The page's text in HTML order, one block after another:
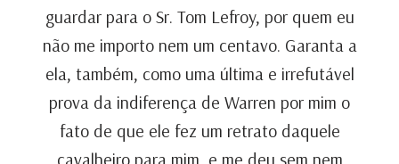
guardar para o Sr. Tom Lefroy, por quem eu
não me importo nem um centavo. Garanta a
ela, também, como uma última e irrefutável
prova da indiferença de Warren por mim o
fato de que ele fez um retrato daquele
cavalheiro para mim, e me deu sem nem